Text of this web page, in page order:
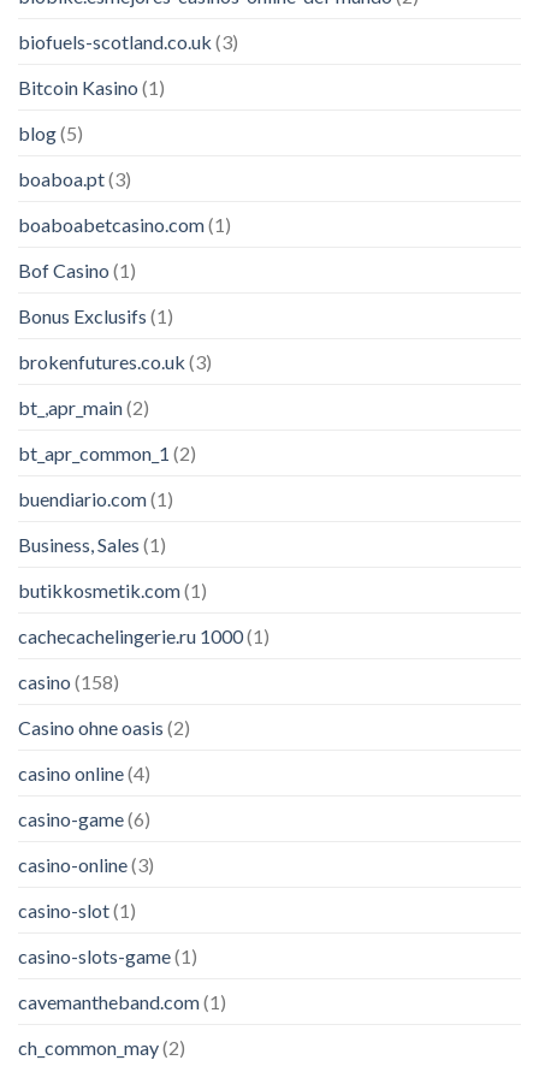
biofuels-scotland.co.uk (3)
Bitcoin Kasino (1)
blog(5)
boaboa.pt(3)
boaboabetcasino.com(1)
Bof Casino (1)
Bonus Exclusifs (1)
brokenfutures.co.uk (3)
bt_,apr_main(2)
bt_apr_common_1 (2)
buendiario.com(1)
Business, Sales (1)
butikkosmetik.com(1)
cachecachelingerie.ru 1000(1)
casino (158)
Casino ohne oasis (2)
casino online(4)
casino-game(6)
casino-online(3)
casino-slot(1)
casino-slots-game(1)
cavemantheband.com(1)
ch_common_may(2)